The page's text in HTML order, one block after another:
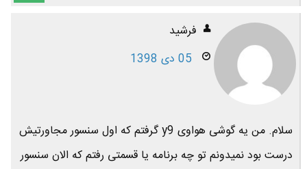
فرشید
05 دی 1398
سلام. من یه گوشی هواوی y9 گرفتم که اول سنسور مجاورتیش
درست بود نمیدونم تو چه برنامه یا قسمتی رفتم که الان سنسور